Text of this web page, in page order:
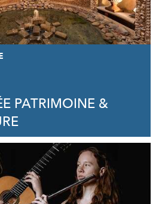
PATRIMOINE &